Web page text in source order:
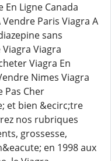
Ligne Canada
Paris Viagra A
sans
Viagra
Viagra En
Nimes Viagra
Pas Cher
et bien &ecirc;tre
nos rubriques
grossesse,
en 1998 aux